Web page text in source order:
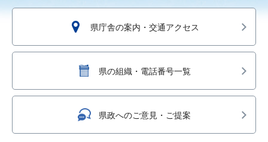
県庁舎の案内・交通アクセス
県の組織・電話番号一覧
県政へのご意見・ご提案